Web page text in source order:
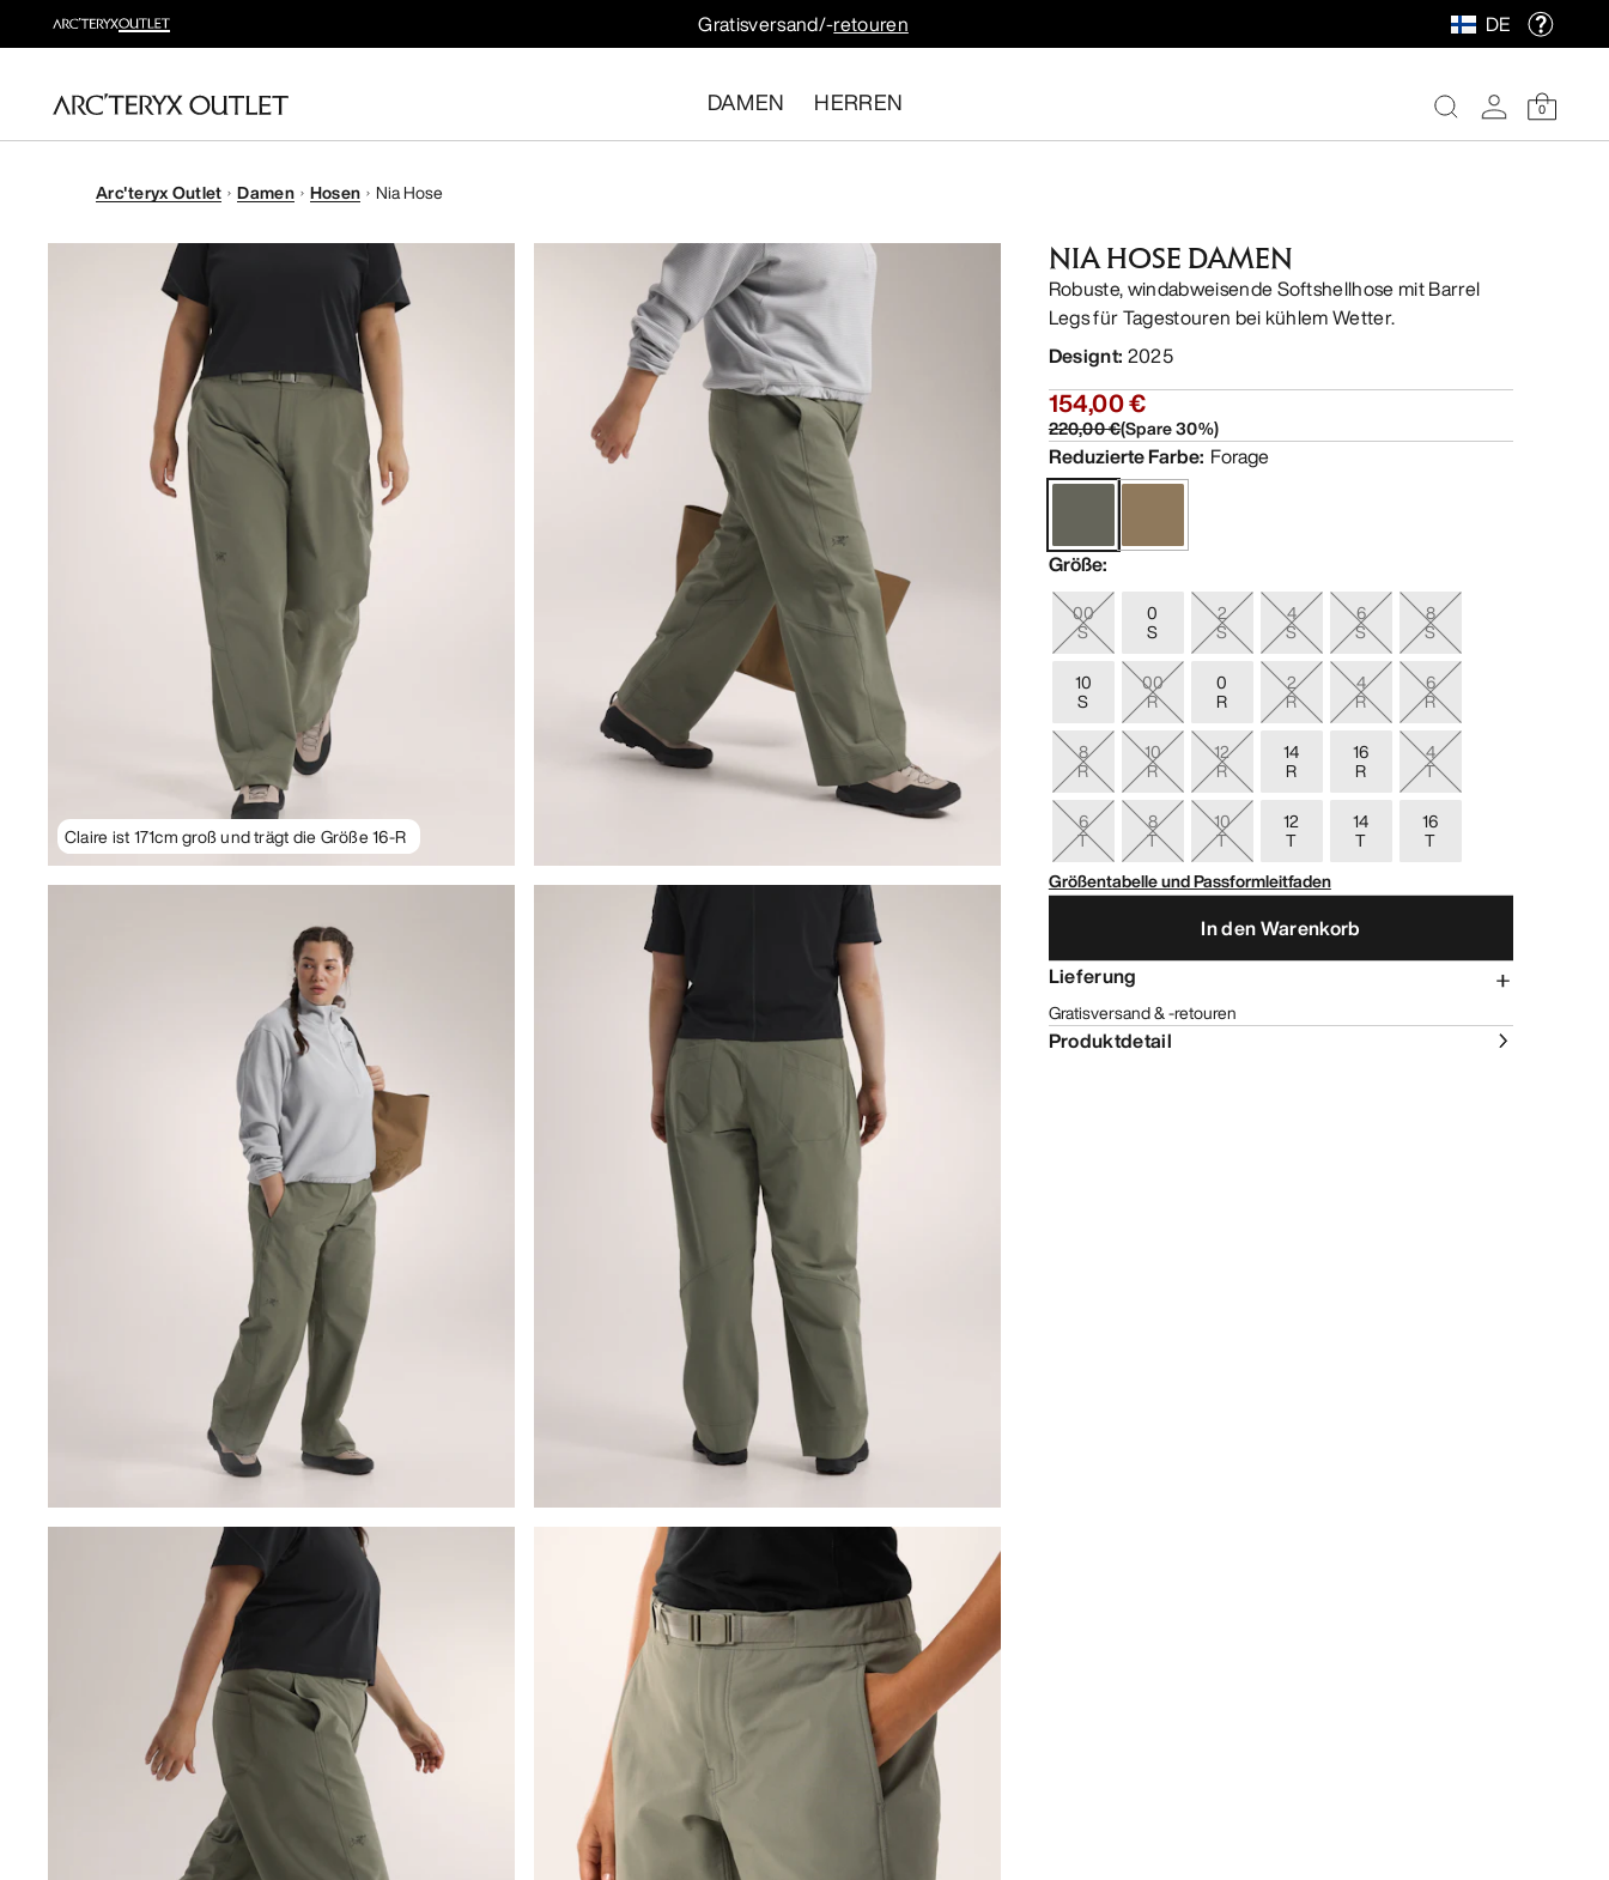
Gratisversand/-retouren DE
DAMEN HERREN 0
Arc'teryx Outlet Damen Hosen Nia Hose
Claire ist 171cm groß und trägt die Größe 16-R
NIA HOSE DAMEN
Robuste, windabweisende Softshellhose mit Barrel
Legs für Tagestouren bei kühlem Wetter.
Designt: 2025
154,00 €
220,00 €(Spare30%)
Reduzierte Farbe: Forage
Größe:
00
S
0
S
2
S
4
S
6
S
8
S
10
S
00
R
0
R
2
R
4
R
6
R
8
R
10
R
12
R
14
R
16
R
4
T
6
T
8
T
10
T
12
T
14
T
16
T
Größentabelle und Passformleitfaden
In den Warenkorb
Lieferung
Gratisversand & -retouren
Produktdetail